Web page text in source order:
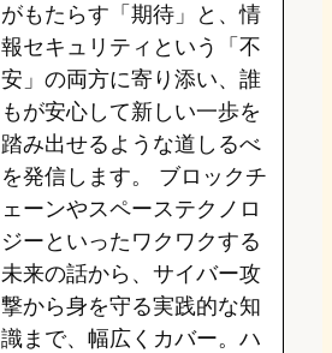
がもたらす「期待」と、情
報セキュリティという「不
安」の両方に寄り添い、誰
もが安心して新しい一歩を
踏み出せるような道しるべ
を発信します。 ブロックチ
ェーンやスペーステクノロ
ジーといったワクワクする
未来の話から、サイバー攻
撃から身を守る実践的な知
識まで、幅広くカバー。ハ